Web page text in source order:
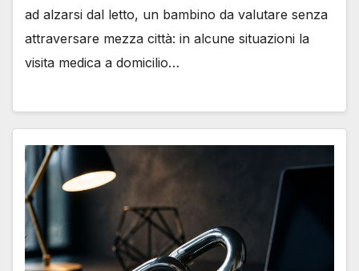
ad alzarsi dal letto, un bambino da valutare senza
attraversare mezza città: in alcune situazioni la
visita medica a domicilio…